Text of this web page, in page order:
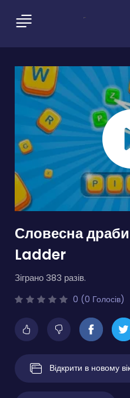
Словесна
Ladder
Зіграно 383 разів.
0 (0 Голосів)
Відкрити в новому